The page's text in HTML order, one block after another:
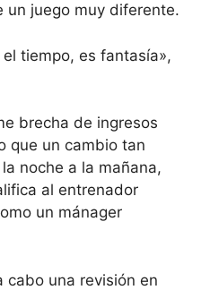
un juego muy diferente.
tiempo, es fantasía»,
brecha de ingresos
que un cambio tan
noche a la mañana,
al entrenador
un mánager
cabo una revisión en